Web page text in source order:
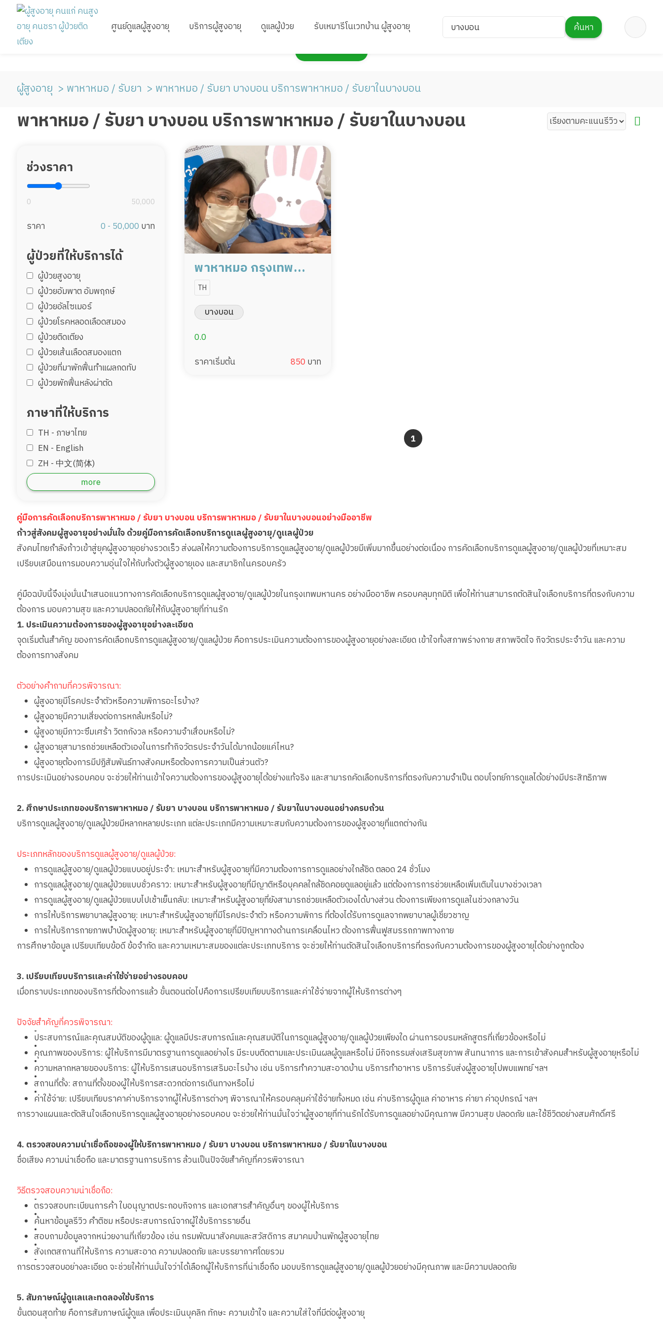
ศูนย์ดูแลผู้สูงอายุ บริการผู้สูงอายุ ดูแลผู้ป่วย รับเหมารีโนเวทบ้าน ผู้สูงอายุ บางบอน
ค้นหา
กดเพื่อแสดงแผนที่
ผู้สูงอายุ พาหาหมอ / รับยา พาหาหมอ / รับยา บางบอน บริการพาหาหมอ / รับยาในบางบอน
พาหาหมอ / รับยา บางบอน บริการพาหาหมอ / รับยาในบางบอน
พาหาหมอ กรุงเทพ
850/เที่ยว มืออาชีพ
พร้อมดูแล
TH
บางบอน
0.0
ราคาเริ่มต้น
850 บาท
1
ช่วงราคา
0 50,000
ราคา 0 - 50,000 บาท
ผู้ป่วยที่ให้บริการได้
ผู้ป่วยสูงอายุ
ผู้ป่วยอัมพาต อัมพฤกษ์
ผู้ป่วยอัลไซเมอร์
ผู้ป่วยโรคหลอดเลือดสมอง
ผู้ป่วยติดเตียง
ผู้ป่วยเส้นเลือดสมองแตก
ผู้ป่วยที่มาพักฟื้นทำแผลกดทับ
ผู้ป่วยพักฟื้นหลังผ่าตัด
ภาษาที่ให้บริการ
TH - ‏ภาษาไทย
EN - English
ZH - 中文(简体)
DE - Deutsch
ID - Bahara
JP - 日本語
MM - Burmese
more
คู่มือการคัดเลือกบริการพาหาหมอ / รับยา บางบอน บริการพาหาหมอ / รับยาในบางบอนอย่างมืออาชีพ
ก้าวสู่สังคมผู้สูงอายุอย่างมั่นใจ ด้วยคู่มือการคัดเลือกบริการดูแลผู้สูงอายุ/ดูแลผู้ป่วย
สังคมไทยกำลังก้าวเข้าสู่ยุคผู้สูงอายุอย่างรวดเร็ว ส่งผลให้ความต้องการบริการดูแลผู้สูงอายุ/ดูแลผู้ป่วยมีเพิ่มมากขึ้นอย่างต่อเนื่อง การคัดเลือกบริการดูแลผู้สูงอายุ/ดูแลผู้ป่วยที่เหมาะสม
เปรียบเสมือนการมอบความอุ่นใจให้กับทั้งตัวผู้สูงอายุเอง และสมาชิกในครอบครัว
คู่มือฉบับนี้จึงมุ่งมั่นนำเสนอแนวทางการคัดเลือกบริการดูแลผู้สูงอายุ/ดูแลผู้ป่วยในกรุงเทพมหานคร อย่างมืออาชีพ ครอบคลุมทุกมิติ เพื่อให้ท่านสามารถตัดสินใจเลือกบริการที่ตรงกับความ
ต้องการ มอบความสุข และความปลอดภัยให้กับผู้สูงอายุที่ท่านรัก
1. ประเมินความต้องการของผู้สูงอายุอย่างละเอียด
จุดเริ่มต้นสำคัญ ของการคัดเลือกบริการดูแลผู้สูงอายุ/ดูแลผู้ป่วย คือการประเมินความต้องการของผู้สูงอายุอย่างละเอียด เข้าใจทั้งสภาพร่างกาย สภาพจิตใจ กิจวัตรประจำวัน และความ
ต้องการทางสังคม
ตัวอย่างคำถามที่ควรพิจารณา:
ผู้สูงอายุมีโรคประจำตัวหรือความพิการอะไรบ้าง?
ผู้สูงอายุมีความเสี่ยงต่อการหกล้มหรือไม่?
ผู้สูงอายุมีภาวะซึมเศร้า วิตกกังวล หรือความจำเสื่อมหรือไม่?
ผู้สูงอายุสามารถช่วยเหลือตัวเองในการทำกิจวัตรประจำวันได้มากน้อยแค่ไหน?
ผู้สูงอายุต้องการมีปฏิสัมพันธ์ทางสังคมหรือต้องการความเป็นส่วนตัว?
การประเมินอย่างรอบคอบ จะช่วยให้ท่านเข้าใจความต้องการของผู้สูงอายุได้อย่างแท้จริง และสามารถคัดเลือกบริการที่ตรงกับความจำเป็น ตอบโจทย์การดูแลได้อย่างมีประสิทธิภาพ
2. ศึกษาประเภทของบริการพาหาหมอ / รับยา บางบอน บริการพาหาหมอ / รับยาในบางบอนอย่างครบถ้วน
บริการดูแลผู้สูงอายุ/ดูแลผู้ป่วยมีหลากหลายประเภท แต่ละประเภทมีความเหมาะสมกับความต้องการของผู้สูงอายุที่แตกต่างกัน
ประเภทหลักของบริการดูแลผู้สูงอายุ/ดูแลผู้ป่วย:
การดูแลผู้สูงอายุ/ดูแลผู้ป่วยแบบอยู่ประจำ: เหมาะสำหรับผู้สูงอายุที่มีความต้องการการดูแลอย่างใกล้ชิด ตลอด 24 ชั่วโมง
การดูแลผู้สูงอายุ/ดูแลผู้ป่วยแบบชั่วคราว: เหมาะสำหรับผู้สูงอายุที่มีญาติหรือบุคคลใกล้ชิดคอยดูแลอยู่แล้ว แต่ต้องการการช่วยเหลือเพิ่มเติมในบางช่วงเวลา
การดูแลผู้สูงอายุ/ดูแลผู้ป่วยแบบไปเช้าเย็นกลับ: เหมาะสำหรับผู้สูงอายุที่ยังสามารถช่วยเหลือตัวเองได้บางส่วน ต้องการเพียงการดูแลในช่วงกลางวัน
การให้บริการพยาบาลผู้สูงอายุ: เหมาะสำหรับผู้สูงอายุที่มีโรคประจำตัว หรือความพิการ ที่ต้องได้รับการดูแลจากพยาบาลผู้เชี่ยวชาญ
การให้บริการกายภาพบำบัดผู้สูงอายุ: เหมาะสำหรับผู้สูงอายุที่มีปัญหาทางด้านการเคลื่อนไหว ต้องการฟื้นฟูสมรรถภาพทางกาย
การศึกษาข้อมูล เปรียบเทียบข้อดี ข้อจำกัด และความเหมาะสมของแต่ละประเภทบริการ จะช่วยให้ท่านตัดสินใจเลือกบริการที่ตรงกับความต้องการของผู้สูงอายุได้อย่างถูกต้อง
3. เปรียบเทียบบริการและค่าใช้จ่ายอย่างรอบคอบ
เมื่อทราบประเภทของบริการที่ต้องการแล้ว ขั้นตอนต่อไปคือการเปรียบเทียบบริการและค่าใช้จ่ายจากผู้ให้บริการต่างๆ
ปัจจัยสำคัญที่ควรพิจารณา:
•
ประสบการณ์และคุณสมบัติของผู้ดูแล: ผู้ดูแลมีประสบการณ์และคุณสมบัติในการดูแลผู้สูงอายุ/ดูแลผู้ป่วยเพียงใด ผ่านการอบรมหลักสูตรที่เกี่ยวข้องหรือไม่
•
คุณภาพของบริการ: ผู้ให้บริการมีมาตรฐานการดูแลอย่างไร มีระบบติดตามและประเมินผลผู้ดูแลหรือไม่ มีกิจกรรมส่งเสริมสุขภาพ สันทนาการ และการเข้าสังคมสำหรับผู้สูงอายุหรือไม่
•
ความหลากหลายของบริการ: ผู้ให้บริการเสนอบริการเสริมอะไรบ้าง เช่น บริการทำความสะอาดบ้าน บริการทำอาหาร บริการรับส่งผู้สูงอายุไปพบแพทย์ ฯลฯ
•
สถานที่ตั้ง: สถานที่ตั้งของผู้ให้บริการสะดวกต่อการเดินทางหรือไม่
•
ค่าใช้จ่าย: เปรียบเทียบราคาค่าบริการจากผู้ให้บริการต่างๆ พิจารณาให้ครอบคลุมค่าใช้จ่ายทั้งหมด เช่น ค่าบริการผู้ดูแล ค่าอาหาร ค่ายา ค่าอุปกรณ์ ฯลฯ
การวางแผนและตัดสินใจเลือกบริการดูแลผู้สูงอายุอย่างรอบคอบ จะช่วยให้ท่านมั่นใจว่าผู้สูงอายุที่ท่านรักได้รับการดูแลอย่างมีคุณภาพ มีความสุข ปลอดภัย และใช้ชีวิตอย่างสมศักดิ์ศรี
4. ตรวจสอบความน่าเชื่อถือของผู้ให้บริการพาหาหมอ / รับยา บางบอน บริการพาหาหมอ / รับยาในบางบอน
ชื่อเสียง ความน่าเชื่อถือ และมาตรฐานการบริการ ล้วนเป็นปัจจัยสำคัญที่ควรพิจารณา
วิธีตรวจสอบความน่าเชื่อถือ:
•
ตรวจสอบทะเบียนการค้า ใบอนุญาตประกอบกิจการ และเอกสารสำคัญอื่นๆ ของผู้ให้บริการ
•
ค้นหาข้อมูลรีวิว คำติชม หรือประสบการณ์จากผู้ใช้บริการรายอื่น
•
สอบถามข้อมูลจากหน่วยงานที่เกี่ยวข้อง เช่น กรมพัฒนาสังคมและสวัสดิการ สมาคมบ้านพักผู้สูงอายุไทย
•
สังเกตสถานที่ให้บริการ ความสะอาด ความปลอดภัย และบรรยากาศโดยรวม
•
การตรวจสอบอย่างละเอียด จะช่วยให้ท่านมั่นใจว่าได้เลือกผู้ให้บริการที่น่าเชื่อถือ มอบบริการดูแลผู้สูงอายุ/ดูแลผู้ป่วยอย่างมีคุณภาพ และมีความปลอดภัย
5. สัมภาษณ์ผู้ดูแลและทดลองใช้บริการ
ขั้นตอนสุดท้าย คือการสัมภาษณ์ผู้ดูแล เพื่อประเมินบุคลิก ทักษะ ความเข้าใจ และความใส่ใจที่มีต่อผู้สูงอายุ